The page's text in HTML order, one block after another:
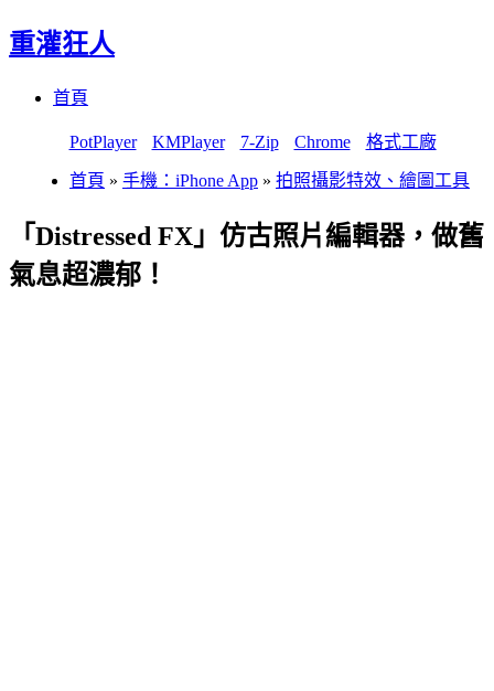
重灌狂人
首頁
PotPlayer KMPlayer 7-Zip Chrome 格式工廠
首頁 » 手機：iPhone App » 拍照攝影特效、繪圖工具
「Distressed FX」仿古照片編輯器，做舊
氣息超濃郁！